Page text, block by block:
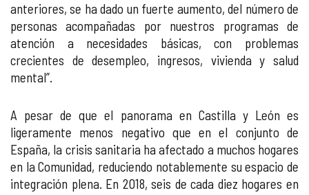
anteriores, se ha dado un fuerte aumento, del número de
personas acompañadas por nuestros programas de
atención a necesidades básicas, con problemas
crecientes de desempleo, ingresos, vivienda y salud
mental”.
A pesar de que el panorama en Castilla y León es
ligeramente menos negativo que en el conjunto de
España, la crisis sanitaria ha afectado a muchos hogares
en la Comunidad, reduciendo notablemente su espacio de
integración plena. En 2018, seis de cada diez hogares en